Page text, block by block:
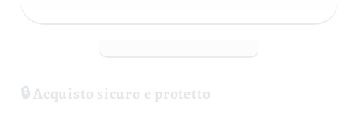
🔒 Acquisto sicuro e protetto